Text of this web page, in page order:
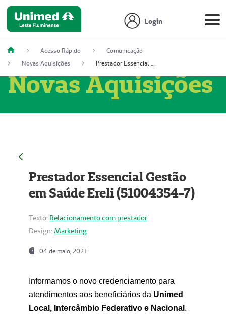
Login
Acesso Rápido
Comunicação
Novas Aquisições
Prestador Essencial Gestão em Saúde Ereli (51004354-7)
Novas Aquisições
Prestador Essencial Gestão
em Saúde Ereli (51004354-7)
Texto: Relacionamento com prestador
Design: Marketing
04 de maio, 2021
Informamos o novo credenciamento para
atendimentos aos beneficiários da Unimed
Local, Intercâmbio Federativo e Nacional .